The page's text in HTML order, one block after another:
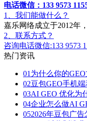
电话微信：133 9573
1、我们能做什么？
嘉乐网络成立于2012年
2、联系方式？
咨询电话微信:133 9573
热门资讯
01 为什么你的
02豆包GEO手机
03AI GEO 优化为
04企业怎么做AI
052026年豆包广